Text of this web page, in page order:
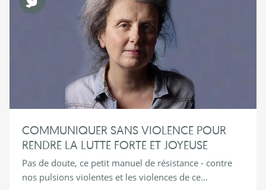
COMMUNIQUER SANS VIOLENCE POUR
RENDRE LA LUTTE FORTE ET JOYEUSE
Pas de doute, ce petit manuel de résistance - contre
nos pulsions violentes et les violences de ce...